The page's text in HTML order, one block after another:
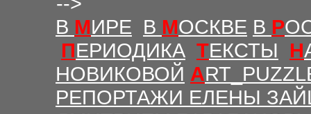
В МИРЕ В МОСКВЕ В Р
ПЕРИОДИКА ТЕКСТЫ Н
НОВИКОВОЙ A
РЕПОРТАЖИ ЕЛЕНЫ